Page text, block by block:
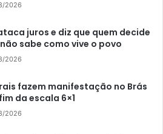
2026
juros e diz que quem decide
sabe como vive o povo
2026
fazem manifestação no Brás
da escala 6×1
2026